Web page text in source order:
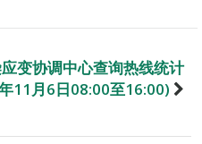
变协调中心查询热线统计
11月6日08:00至16:00)